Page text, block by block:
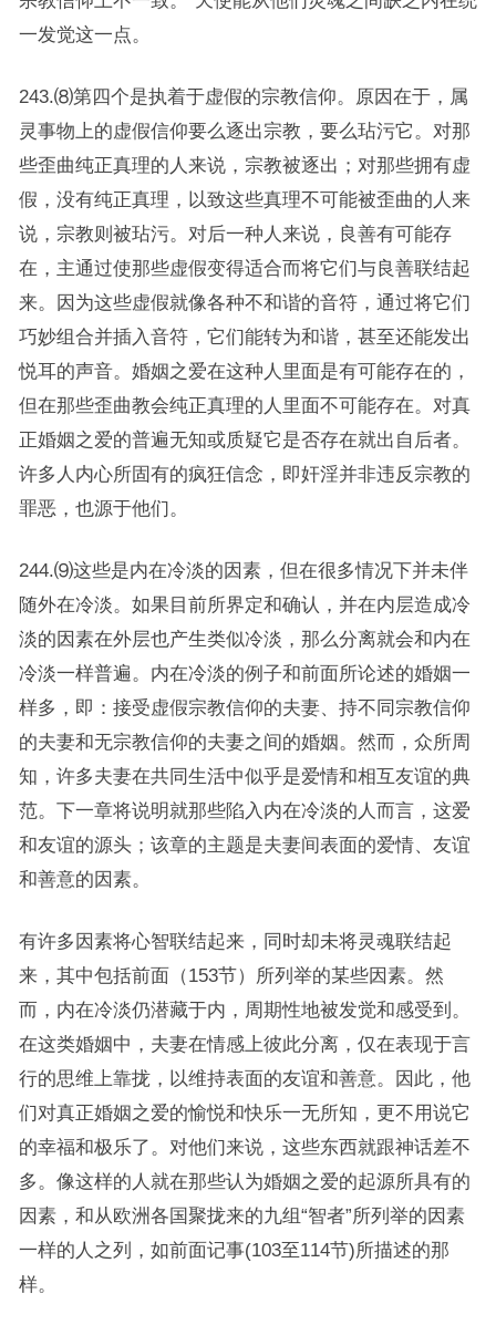
一发觉这一点。
243.⑻第四个是执着于虚假的宗教信仰。原因在于，属
灵事物上的虚假信仰要么逐出宗教，要么玷污它。对那
些歪曲纯正真理的人来说，宗教被逐出；对那些拥有虚
假，没有纯正真理，以致这些真理不可能被歪曲的人来
说，宗教则被玷污。对后一种人来说，良善有可能存
在，主通过使那些虚假变得适合而将它们与良善联结起
来。因为这些虚假就像各种不和谐的音符，通过将它们
巧妙组合并插入音符，它们能转为和谐，甚至还能发出
悦耳的声音。婚姻之爱在这种人里面是有可能存在的，
但在那些歪曲教会纯正真理的人里面不可能存在。对真
正婚姻之爱的普遍无知或质疑它是否存在就出自后者。
许多人内心所固有的疯狂信念，即奸淫并非违反宗教的
罪恶，也源于他们。
244.⑼这些是内在冷淡的因素，但在很多情况下并未伴
随外在冷淡。如果目前所界定和确认，并在内层造成冷
淡的因素在外层也产生类似冷淡，那么分离就会和内在
冷淡一样普遍。内在冷淡的例子和前面所论述的婚姻一
样多，即：接受虚假宗教信仰的夫妻、持不同宗教信仰
的夫妻和无宗教信仰的夫妻之间的婚姻。然而，众所周
知，许多夫妻在共同生活中似乎是爱情和相互友谊的典
范。下一章将说明就那些陷入内在冷淡的人而言，这爱
和友谊的源头；该章的主题是夫妻间表面的爱情、友谊
和善意的因素。
有许多因素将心智联结起来，同时却未将灵魂联结起
来，其中包括前面（153节）所列举的某些因素。然
而，内在冷淡仍潜藏于内，周期性地被发觉和感受到。
在这类婚姻中，夫妻在情感上彼此分离，仅在表现于言
行的思维上靠拢，以维持表面的友谊和善意。因此，他
们对真正婚姻之爱的愉悦和快乐一无所知，更不用说它
的幸福和极乐了。对他们来说，这些东西就跟神话差不
多。像这样的人就在那些认为婚姻之爱的起源所具有的
因素，和从欧洲各国聚拢来的九组“智者”所列举的因素
一样的人之列，如前面记事(103至114节)所描述的那
样。